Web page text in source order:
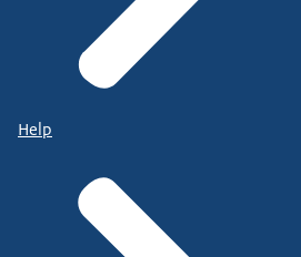
Help